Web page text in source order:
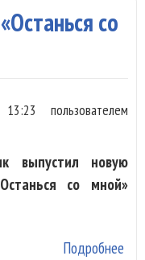
со
пользователем
выпустил новую
со мной»
Подробнее